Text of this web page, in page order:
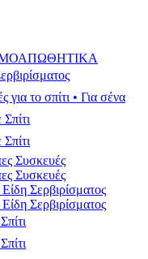
το σπίτι • Για σένα
Συσκευές
Συσκευές
Σερβιρίσματος
Σερβιρίσματος